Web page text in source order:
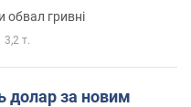
обвал гривні
3,2 т.
долар за новим